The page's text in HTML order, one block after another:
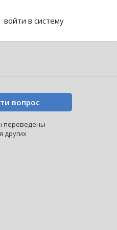
войти в систему
вопрос
переведены
других